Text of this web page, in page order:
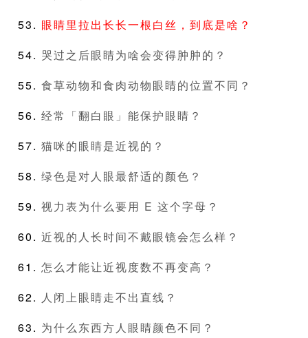
眼睛里拉出长长一根白丝，到底是啥？
哭过之后眼睛为啥会变得肿肿的？
食草动物和食肉动物眼睛的位置不同？
经常「翻白眼」能保护眼睛？
猫咪的眼睛是近视的？
绿色是对人眼最舒适的颜色？
视力表为什么要用 E 这个字母？
近视的人长时间不戴眼镜会怎么样？
怎么才能让近视度数不再变高？
人闭上眼睛走不出直线？
为什么东西方人眼睛颜色不同？